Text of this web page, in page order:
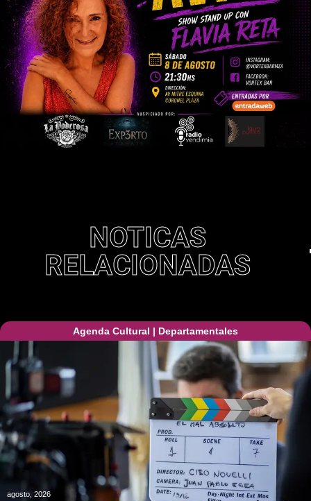
NOTICAS
RELACIONADAS
Agenda Cultural | Departamentales
agosto, 2026